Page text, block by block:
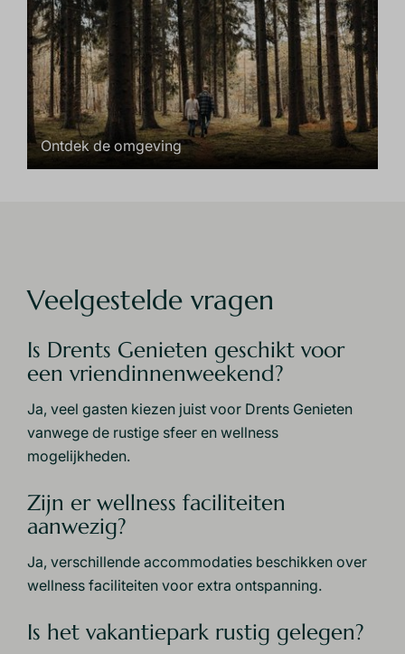
Ontdek de omgeving
Veelgestelde vragen
Is Drents Genieten geschikt voor
een vriendinnenweekend?
Ja, veel gasten kiezen juist voor Drents Genieten
vanwege de rustige sfeer en wellness
mogelijkheden.
Zijn er wellness faciliteiten
aanwezig?
Ja, verschillende accommodaties beschikken over
wellness faciliteiten voor extra ontspanning.
Is het vakantiepark rustig gelegen?